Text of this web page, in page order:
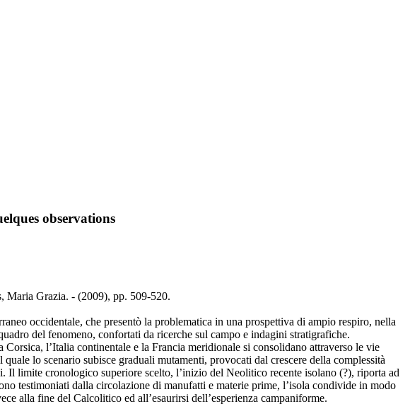
observations
Maria Grazia. - (2009), pp. 509-520.
occidentale, che presentò la problematica in una prospettiva di ampio respiro, nella
del fenomeno, confortati da ricerche sul campo e indagini stratigrafiche.
l’Italia continentale e la Francia meridionale si consolidano attraverso le vie
lo scenario subisce graduali mutamenti, provocati dal crescere della complessità
limite cronologico superiore scelto, l’inizio del Neolitico recente isolano (?), riporta ad
testimoniati dalla circolazione di manufatti e materie prime, l’isola condivide in modo
alla fine del Calcolitico ed all’esaurirsi dell’esperienza campaniforme.